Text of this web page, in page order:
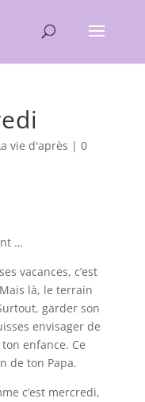
vie d'après | 0
…
vacances, c’est
là, le terrain
garder son
envisager de
enfance. Ce
de ton Papa.
c’est mercredi,